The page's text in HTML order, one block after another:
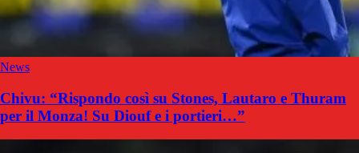
News
Chivu: “Rispondo così su Stones, Lautaro e Thuram
per il Monza! Su Diouf e i portieri…”